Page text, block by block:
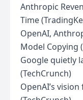
Anthropic
Time
OpenAI,
Model Copying
Google quietly
(TechCrunch)
OpenAI’s